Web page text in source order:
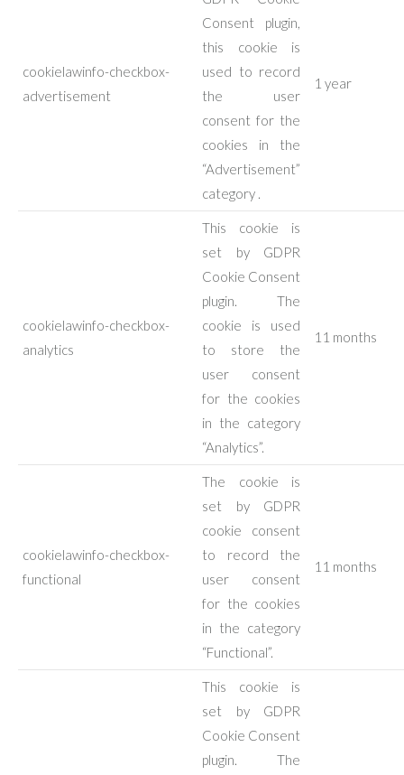
cookielawinfo-checkbox-
advertisement
Consent plugin,
this cookie is
used to record
the user
consent for the
cookies in the
“Advertisement”
category .
1 year
cookielawinfo-checkbox-
analytics
This cookie is
set by GDPR
Cookie Consent
plugin. The
cookie is used
to store the
user consent
for the cookies
in the category
“Analytics”.
11 months
cookielawinfo-checkbox-
functional
The cookie is
set by GDPR
cookie consent
to record the
user consent
for the cookies
in the category
“Functional”.
11 months
This cookie is
set by GDPR
Cookie Consent
plugin. The